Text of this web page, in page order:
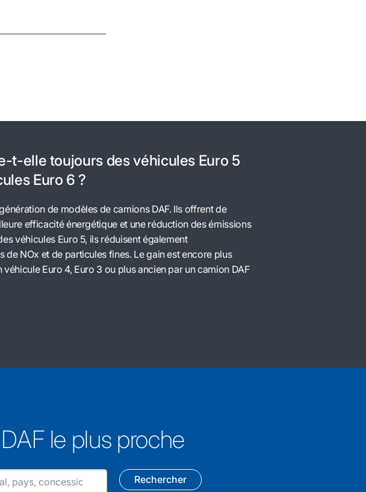
t-elle toujours des véhicules Euro 5
Euro 6 ?
de modèles de camions DAF. Ils offrent de
efficacité énergétique et une réduction des émissions
véhicules Euro 5, ils réduisent également
de NOx et de particules fines. Le gain est encore plus
Euro 4, Euro 3 ou plus ancien par un camion DAF
le plus proche
Rechercher